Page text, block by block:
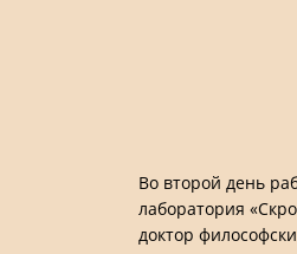
Во второй день
лаборатория
доктор